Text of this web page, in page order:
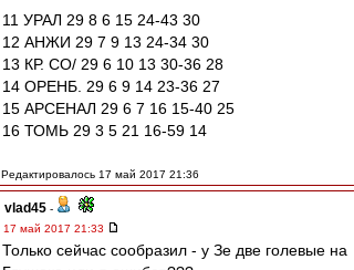
11 УРАЛ 29 8 6 15 24-43 30
12 АНЖИ 29 7 9 13 24-34 30
13 КР. СО/ 29 6 10 13 30-36 28
14 ОРЕНБ. 29 6 9 14 23-36 27
15 АРСЕНАЛ 29 6 7 16 15-40 25
16 ТОМЬ 29 3 5 21 16-59 14
Редактировалось 17 май 2017 21:36
vlad45 -
17 май 2017 21:33
Только сейчас сообразил - у Зе две голевые на